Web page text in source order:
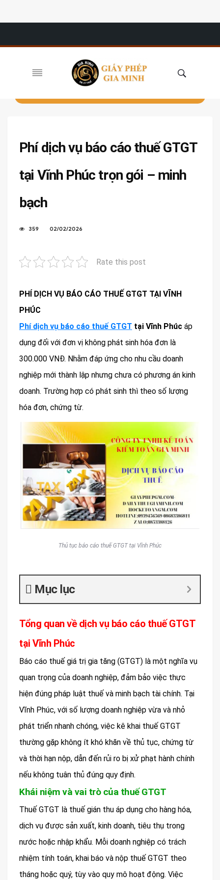
Phí dịch vụ báo cáo thuế GTGT
tại Vĩnh Phúc trọn gói – minh
bạch
359 02/02/2026
Rate this post
PHÍ DỊCH VỤ BÁO CÁO THUẾ GTGT TẠI VĨNH
PHÚC
Phí dịch vụ báo cáo thuế GTGT tại Vĩnh Phúc áp
dụng đối với đơn vị không phát sinh hóa đơn là
300.000 VNĐ. Nhằm đáp ứng cho nhu cầu doanh
nghiệp mới thành lập nhưng chưa có phương án kinh
doanh. Trường hợp có phát sinh thì theo số lượng
hóa đơn, chứng từ.
Thủ tục báo cáo thuế GTGT tại Vĩnh Phúc
Mục lục
Tổng quan về dịch vụ báo cáo thuế GTGT
tại Vĩnh Phúc
Báo cáo thuế giá trị gia tăng (GTGT) là một nghĩa vụ
quan trọng của doanh nghiệp, đảm bảo việc thực
hiện đúng pháp luật thuế và minh bạch tài chính. Tại
Vĩnh Phúc, với số lượng doanh nghiệp vừa và nhỏ
phát triển nhanh chóng, việc kê khai thuế GTGT
thường gặp không ít khó khăn về thủ tục, chứng từ
và thời hạn nộp, dẫn đến rủi ro bị xử phạt hành chính
nếu không tuân thủ đúng quy định.
Khái niệm và vai trò của thuế GTGT
Thuế GTGT là thuế gián thu áp dụng cho hàng hóa,
dịch vụ được sản xuất, kinh doanh, tiêu thụ trong
nước hoặc nhập khẩu. Mỗi doanh nghiệp có trách
nhiệm tính toán, khai báo và nộp thuế GTGT theo
tháng hoặc quý, tùy vào quy mô hoạt động. Việc